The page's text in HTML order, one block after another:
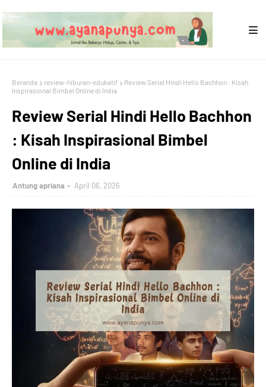
Beranda review-hiburan-edukatif
Review Serial Hindi Hello Bachhon : Kisah
Inspirasional Bimbel Online di India
Review Serial Hindi Hello Bachhon
: Kisah Inspirasional Bimbel
Online di India
Antung apriana April 06, 2026